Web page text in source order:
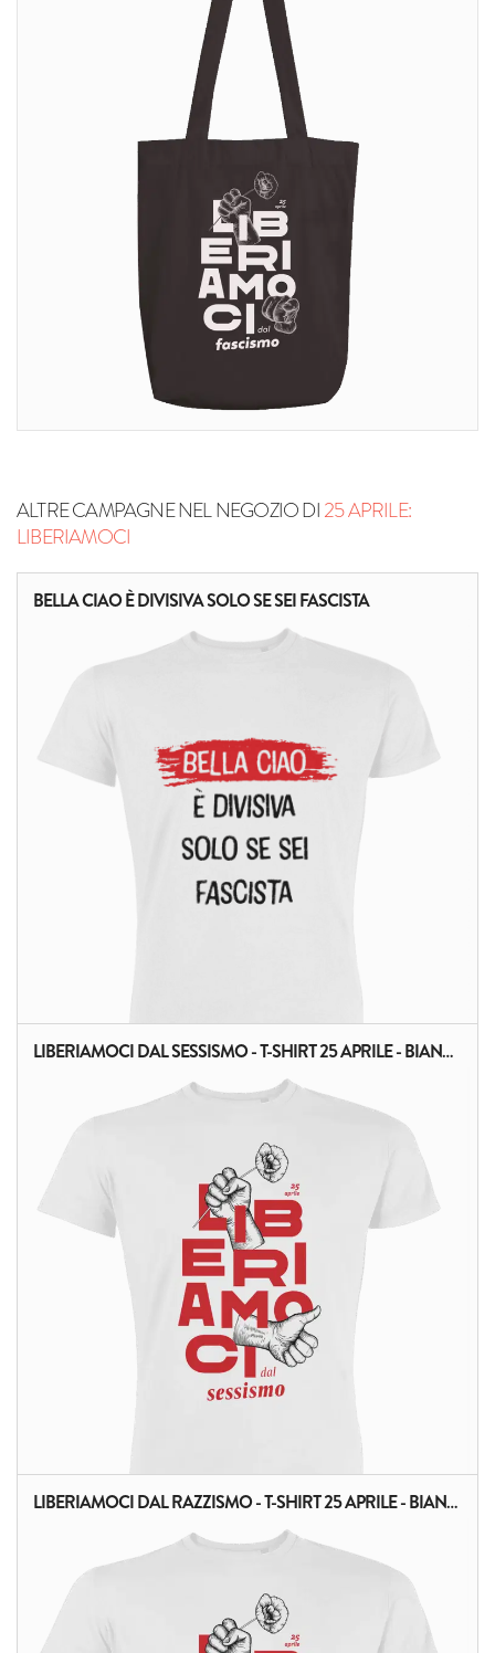
ALTRE CAMPAGNE NEL NEGOZIO DI25 APRILE:
LIBERIAMOCI
BELLA CIAO È DIVISIVA SOLO SE SEI FASCISTA
LIBERIAMOCI DAL SESSISMO - T-SHIRT 25 APRILE - BIANCA
ALTRI PRODOTTI:
LIBERIAMOCI DAL RAZZISMO - T-SHIRT 25 APRILE - BIANCA